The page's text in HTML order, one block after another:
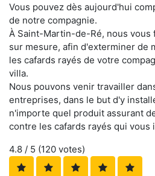
Vous pouvez dès aujourd'hui
de notre compagnie.
À Saint-Martin-de-Ré, nous
sur mesure, afin d'exterminer de
les cafards rayés de votre
villa.
Nous pouvons venir travailler
entreprises, dans le but d'y
n'importe quel produit assurant
contre les cafards rayés qui vous
4.8 / 5 (120 votes)